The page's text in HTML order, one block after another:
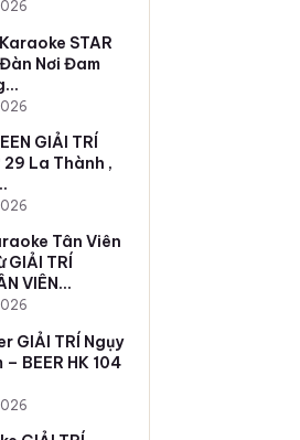
STAR
Nơi Đam
GIẢI TRÍ
29 La Thành ,
Tân Viên
GIẢI TRÍ
VIÊN…
GIẢI TRÍ Ngụy
– BEER HK 104